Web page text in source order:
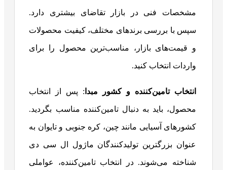
مشخصات فنی در بازار تقاضای بیشتری دارد.
سپس با بررسی برندهای مختلف، کیفیت محصولات
و قیمت‌های بازار، مناسب‌ترین محصول را برای
واردات انتخاب کنید.
انتخاب تامین‌کننده و کشور مبدا : پس از انتخاب
محصول، باید به دنبال تامین‌کننده مناسب بگردید.
کشورهای آسیایی مانند چین، کره جنوبی و تایوان به
عنوان بزرگترین تولیدکنندگان ماژول ال سی دی
شناخته می‌شوند. در انتخاب تامین‌کننده، عواملی